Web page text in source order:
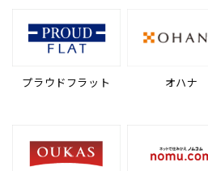
プラウドフラット オハナ